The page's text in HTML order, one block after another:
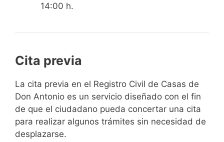
14:00 h.
Cita previa
​​​​​​​​​​​​​​​​​​​​​​​​​​​​La cita previa en el Registro Civil de Casas de
Don Antonio es un servicio diseñado con el fin
de que el ciudadano pueda concertar una cita
para realizar algunos trámites sin necesidad de
desplazarse.​